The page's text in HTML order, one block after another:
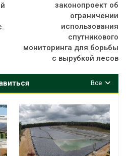
законопроект об
ограничении
использования
спутникового
мониторинга для борьбы
с вырубкой лесов
Все